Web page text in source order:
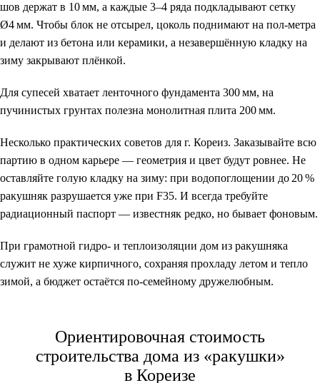
шов держат в 10 мм, а каждые 3–4 ряда подкладывают сетку
Ø4 мм. Чтобы блок не отсырел, цоколь поднимают на пол‑метра
и делают из бетона или керамики, а незавершённую кладку на
зиму закрывают плёнкой.
Для супесей хватает ленточного фундамента 300 мм, на
пучинистых грунтах полезна монолитная плита 200 мм.
Несколько практических советов для г. Кореиз. Заказывайте всю
партию в одном карьере — геометрия и цвет будут ровнее. Не
оставляйте голую кладку на зиму: при водопоглощении до 20 %
ракушняк разрушается уже при F35. И всегда требуйте
радиационный паспорт — известняк редко, но бывает фоновым.
При грамотной гидро‑ и теплоизоляции дом из ракушняка
служит не хуже кирпичного, сохраняя прохладу летом и тепло
зимой, а бюджет остаётся по‑семейному дружелюбным.
Ориентировочная стоимость
строительства дома из «ракушки»
в Кореизе